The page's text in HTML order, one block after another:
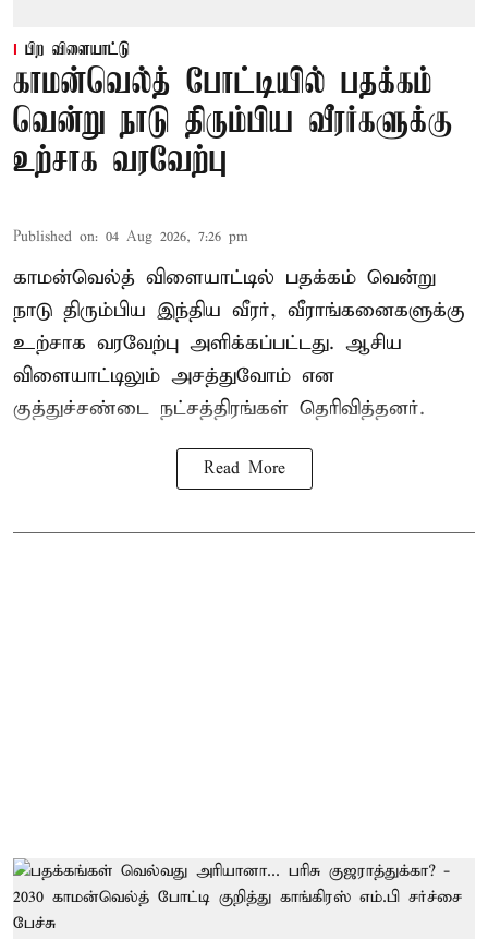
பிற விளையாட்டு
காமன்வெல்த் போட்டியில் பதக்கம்
வென்று நாடு திரும்பிய வீரர்களுக்கு
உற்சாக வரவேற்பு
Published on: 04 Aug 2026, 7:26 pm
காமன்வெல்த் விளையாட்டில் பதக்கம் வென்று
நாடு திரும்பிய இந்திய வீரர், வீராங்கனைகளுக்கு
உற்சாக வரவேற்பு அளிக்கப்பட்டது. ஆசிய
விளையாட்டிலும் அசத்துவோம் என
குத்துச்சண்டை நட்சத்திரங்கள் தெரிவித்தனர்.
Read More